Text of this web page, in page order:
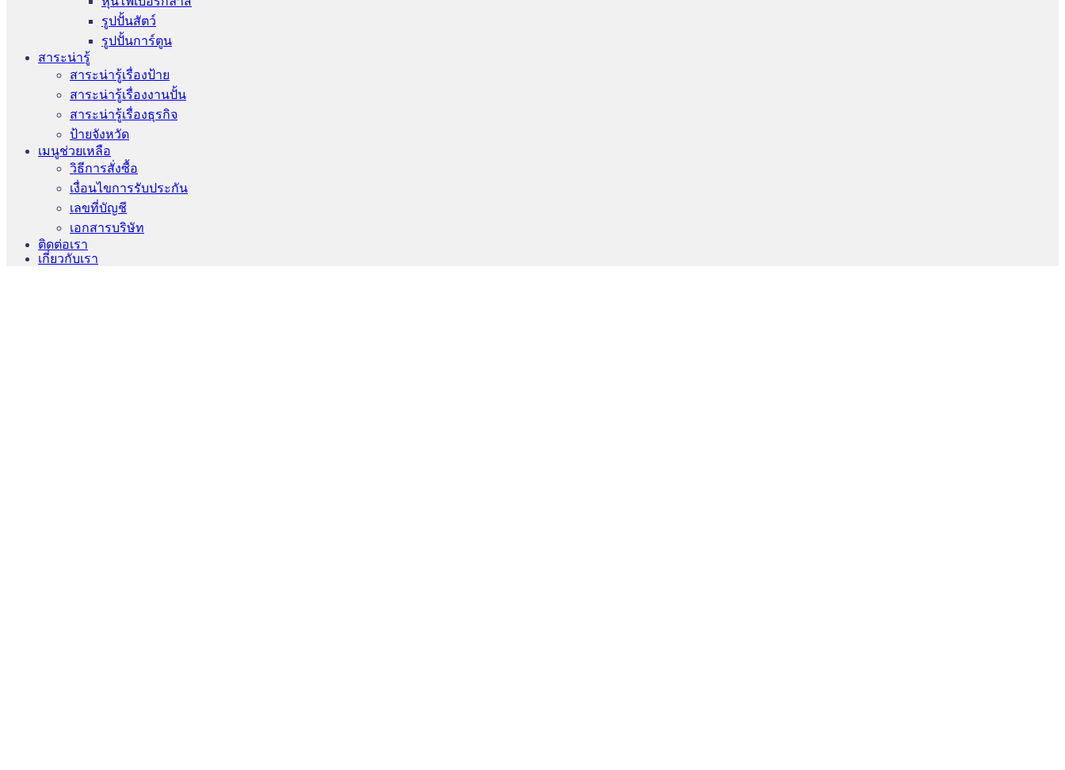
รูปปั้นสัตว์
รูปปั้นการ์ตูน
สาระน่ารู้
สาระน่ารู้เรื่องป้าย
สาระน่ารู้เรื่องงานปั้น
สาระน่ารู้เรื่องธุรกิจ
ป้ายจังหวัด
เมนูช่วยเหลือ
วิธีการสั่งซื้อ
เงื่อนไขการรับประกัน
เลขที่บัญชี
เอกสารบริษัท
ติดต่อเรา
เกี่ยวกับเรา